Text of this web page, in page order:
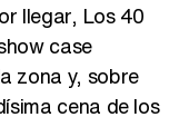
Magdalena de Suecia responde a las críticas y explica por qué le han permitido lanzar su propio negocio
llegar, Los 40
case
zona y, sobre
cena de los